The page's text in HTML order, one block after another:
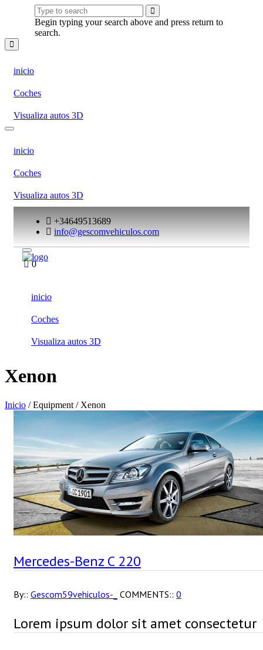
Begin typing your search above and press return to
search.
inicio
Coches
Visualiza autos 3D
inicio
Coches
Visualiza autos 3D
+34649513689
info@gescomvehiculos.com
0
inicio
Coches
Visualiza autos 3D
Xenon
Inicio / Equipment / Xenon
Mercedes-Benz C 220
By:: Gescom59vehiculos-_ COMMENTS:: 0
Lorem ipsum dolor sit amet consectetur